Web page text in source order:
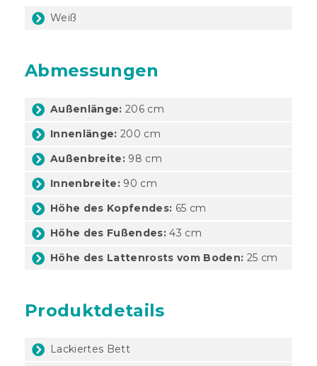
Weiß
Abmessungen
Außenlänge: 206 cm
Innenlänge: 200 cm
Außenbreite: 98 cm
Innenbreite: 90 cm
Höhe des Kopfendes: 65 cm
Höhe des Fußendes: 43 cm
Höhe des Lattenrosts vom Boden: 25 cm
Produktdetails
Lackiertes Bett